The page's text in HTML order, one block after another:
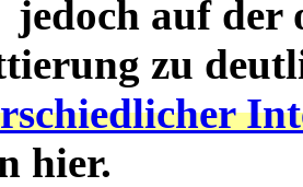
auf der
zu
hier.